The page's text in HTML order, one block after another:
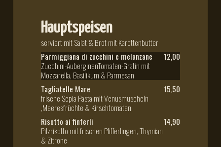
Hauptspeisen
serviert mit Salat & Brot mit Karottenbutter
Parmiggiana di zucchini e melanzane
Zucchini-AuberginenTomaten-Gratin mit
Mozzarella, Basilikum & Parmesan
12,00
Tagliatelle Mare
frische Sepia Pasta mit Venusmuscheln
,Meeresfrüchte & Kirschtomaten
15,50
Risotto ai finferli
Pilzrisotto mit frischen Pfifferlingen, Thymian
& Zitrone
14,90